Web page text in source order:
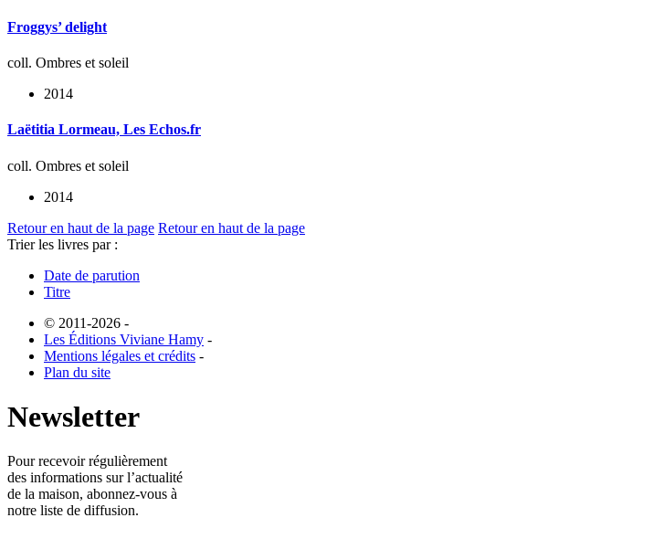
Froggys’ delight
coll. Ombres et soleil
2014
Laëtitia Lormeau, Les Echos.fr
coll. Ombres et soleil
2014
Retour en haut de la page Retour en haut de la page
Trier les livres par :
Date de parution
Titre
© 2011-2026 -
Les Éditions Viviane Hamy -
Mentions légales et crédits -
Plan du site
Newsletter
Pour recevoir régulièrement
des informations sur l’actualité
de la maison, abonnez-vous à
notre liste de diffusion.